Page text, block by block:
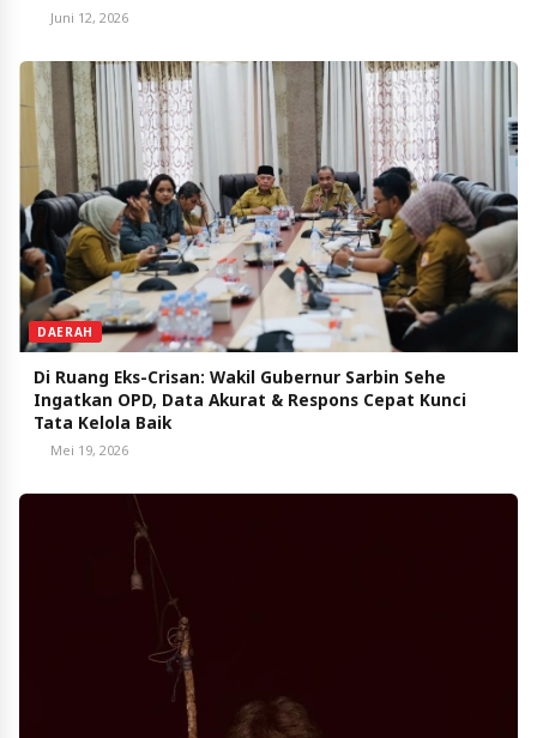
Juni 12, 2026
DAERAH
Di Ruang Eks-Crisan: Wakil Gubernur Sarbin Sehe
Ingatkan OPD, Data Akurat & Respons Cepat Kunci
Tata Kelola Baik
Mei 19, 2026